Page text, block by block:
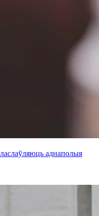
аднаполыя